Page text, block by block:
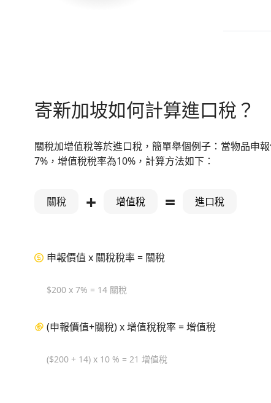
寄新加坡如何計算進口稅？
關稅加增值稅等於進口稅，簡單舉個例子：當物品申
7%，增值稅稅率為10%，計算方法如下：
關稅 + 增值稅 = 進口稅
申報價值 x 關稅稅率 = 關稅
$200 x 7% = 14 關稅
(申報價值+關稅) x 增值稅稅率 = 增值稅
($200 + 14) x 10 % = 21 增值稅